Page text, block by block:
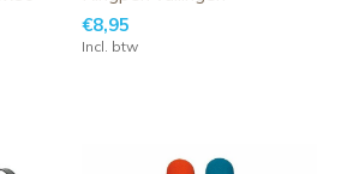
€8,95
Incl. btw